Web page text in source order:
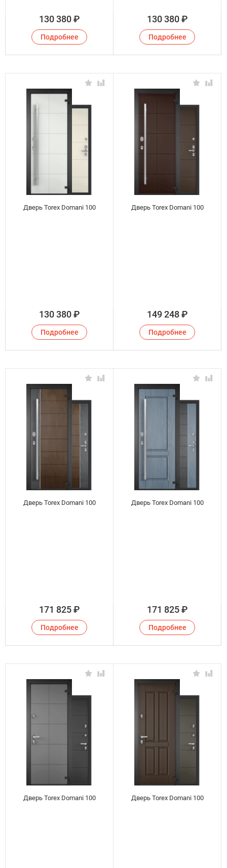
130 380₽
Подробнее
130 380₽
Подробнее
Дверь Torex Domani 100
130 380₽
Подробнее
Дверь Torex Domani 100
149 248₽
Подробнее
Дверь Torex Domani 100
171 825₽
Подробнее
Дверь Torex Domani 100
171 825₽
Подробнее
Дверь Torex Domani 100 Дверь Torex Domani 100